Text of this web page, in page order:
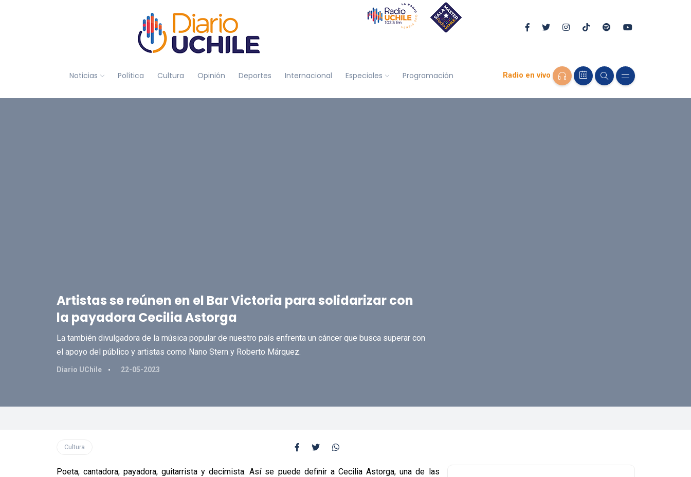
Noticias Política Cultura Opinión Deportes Internacional Especiales Programación Radio en vivo
Artistas se reúnen en el Bar Victoria para solidarizar con
la payadora Cecilia Astorga
La también divulgadora de la música popular de nuestro país enfrenta un cáncer que busca superar con
el apoyo del público y artistas como Nano Stern y Roberto Márquez.
Diario UChile 22-05-2023
Cultura
Poeta, cantadora, payadora, guitarrista y decimista. Así se puede definir a Cecilia Astorga, una de las